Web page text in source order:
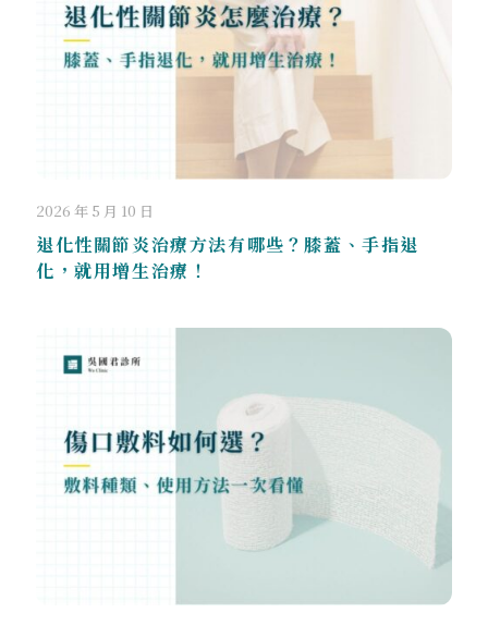
2026 年 5 月 10 日
退化性關節炎治療方法有哪些？膝蓋、手指退
化，就用增生治療！